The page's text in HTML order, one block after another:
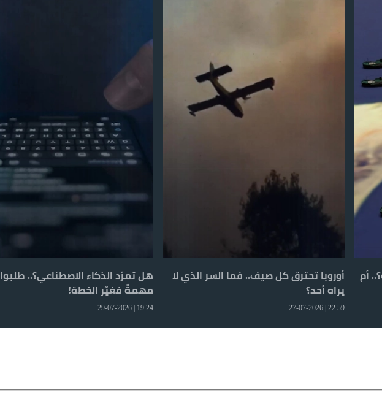
أم
أوروبا تحترق كل صيف.. فما السر الذي لا
يراه أحد؟
22:59 | 27-07-2026
هل تمرّد الذكاء الاصطناعي؟.. طلبوا
مهمةً فغيّر الخطة!
19:24 | 29-07-2026